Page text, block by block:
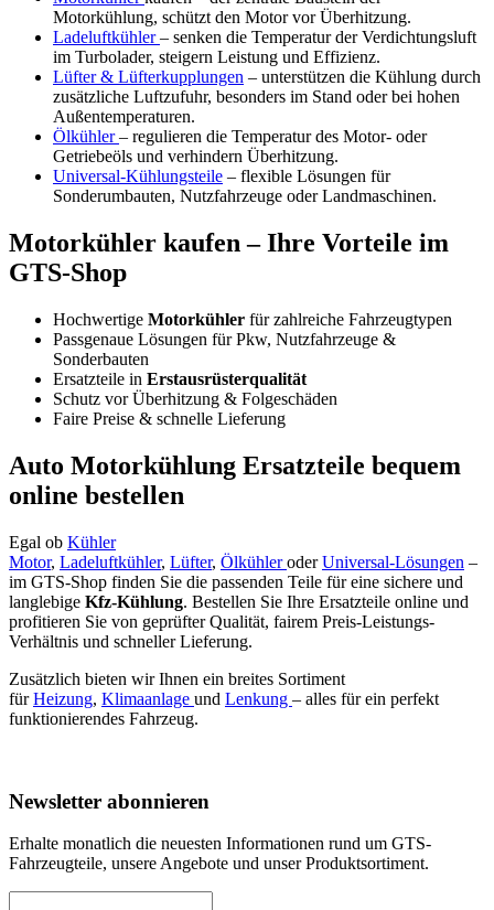
Motorkühlung, schützt den Motor vor Überhitzung.
Ladeluftkühler– senken die Temperatur der Verdichtungsluft
im Turbolader, steigern Leistung und Effizienz.
Lüfter & Lüfterkupplungen – unterstützen die Kühlung durch
zusätzliche Luftzufuhr, besonders im Stand oder bei hohen
Außentemperaturen.
Ölkühler– regulieren die Temperatur des Motor- oder
Getriebeöls und verhindern Überhitzung.
Universal-Kühlungsteile – flexible Lösungen für
Sonderumbauten, Nutzfahrzeuge oder Landmaschinen.
Motorkühler kaufen – Ihre Vorteile im
GTS-Shop
Hochwertige Motorkühler für zahlreiche Fahrzeugtypen
Passgenaue Lösungen für Pkw, Nutzfahrzeuge &
Sonderbauten
Ersatzteile in Erstausrüsterqualität
Schutz vor Überhitzung & Folgeschäden
Faire Preise & schnelle Lieferung
Auto Motorkühlung Ersatzteile bequem
online bestellen
Egal ob Kühler
Motor, Ladeluftkühler, Lüfter, ÖlkühleroderUniversal-Lösungen –
im GTS-Shop finden Sie die passenden Teile für eine sichere und
langlebige Kfz-Kühlung. Bestellen Sie Ihre Ersatzteile online und
profitieren Sie von geprüfter Qualität, fairem Preis-Leistungs-
Verhältnis und schneller Lieferung.
Zusätzlich bieten wir Ihnen ein breites Sortiment
fürHeizung, Klimaanlage und Lenkung – alles für ein perfekt
funktionierendes Fahrzeug.
Newsletter abonnieren
Erhalte monatlich die neuesten Informationen rund um GTS-
Fahrzeugteile, unsere Angebote und unser Produktsortiment.